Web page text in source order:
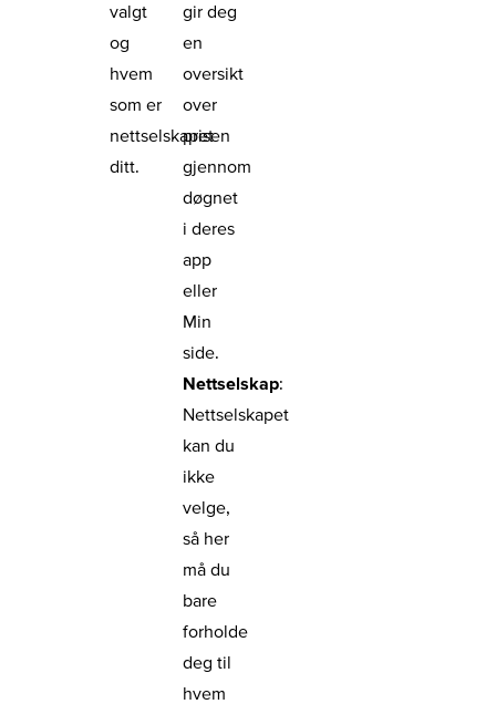
valgt
og
hvem
som er
nettselskapet
ditt.
gir deg
en
oversikt
over
prisen
gjennom
døgnet
i deres
app
eller
Min
side.
Nettselskap:
Nettselskapet
kan du
ikke
velge,
så her
må du
bare
forholde
deg til
hvem